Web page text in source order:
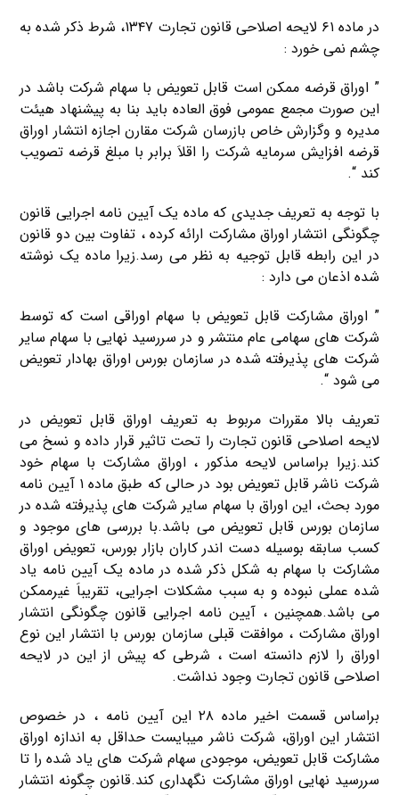
در ماده ۶۱ لایحه اصلاحی قانون تجارت ۱۳۴۷، شرط ذکر شده به
چشم نمی خورد :
” اوراق قرضه ممکن است قابل تعویض با سهام شرکت باشد در
این صورت مجمع عمومی فوق العاده باید بنا به پیشنهاد هیئت
مدیره و وگزارش خاص بازرسان شرکت مقارن اجازه انتشار اوراق
قرضه افزایش سرمایه شرکت را اقلاَ برابر با مبلغ قرضه تصویب
کند “.
با توجه به تعریف جدیدی که ماده یک آیین نامه اجرایی قانون
چگونگی انتشار اوراق مشارکت ارائه کرده ، تفاوت بین دو قانون
در این رابطه قابل توجیه به نظر می رسد.زیرا ماده یک نوشته
شده اذعان می دارد :
” اوراق مشارکت قابل تعویض با سهام اوراقی است که توسط
شرکت های سهامی عام منتشر و در سررسید نهایی با سهام سایر
شرکت های پذیرفته شده در سازمان بورس اوراق بهادار تعویض
می شود “.
تعریف بالا مقررات مربوط به تعریف اوراق قابل تعویض در
لایحه اصلاحی قانون تجارت را تحت تاثیر قرار داده و نسخ می
کند.زیرا براساس لایحه مذکور ، اوراق مشارکت با سهام خود
شرکت ناشر قابل تعویض بود در حالی که طبق ماده ۱ آیین نامه
مورد بحث، این اوراق با سهام سایر شرکت های پذیرفته شده در
سازمان بورس قابل تعویض می باشد.با بررسی های موجود و
کسب سابقه بوسیله دست اندر کاران بازار بورس، تعویض اوراق
مشارکت با سهام به شکل ذکر شده در ماده یک آیین نامه یاد
شده عملی نبوده و به سبب مشکلات اجرایی، تقریباَ غیرممکن
می باشد.همچنین ، آیین نامه اجرایی قانون چگونگی انتشار
اوراق مشارکت ، موافقت قبلی سازمان بورس با انتشار این نوع
اوراق را لازم دانسته است ، شرطی که پیش از این در لایحه
اصلاحی قانون تجارت وجود نداشت.
براساس قسمت اخیر ماده ۲۸ این آیین نامه ، در خصوص
انتشار این اوراق، شرکت ناشر میبایست حداقل به اندازه اوراق
مشارکت قابل تعویض، موجودی سهام شرکت های یاد شده را تا
سررسید نهایی اوراق مشارکت نگهداری کند.قانون چگونه انتشار